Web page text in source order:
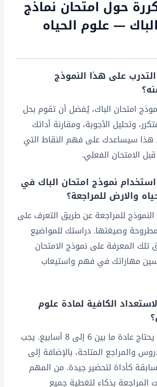
حول امتحان نماذج
— علوم الحياه
على هذا النموذج
امتحان الباك، يُفضل أن تقوم بحل
وتحليل الأجوبة، ومقارنة أدائك
هذا سيساعدك على فهم النقاط التي
الامتحان الفعلي.
نموذج امتحان الباك في
والارض للمراجعة؟
للمراجعة عن طريق التعرف على
وصيغتها. دراستك للمواضيع
تلك المعرفة على نموذج الامتحان
مهاراتك في فهم واستيعاب
الكافية لمادة علوم
الاستعداد الجيد يحتاج عادة ما بين 6 إلى 8 أسابيع. يجب
والمراجع المتاحة، بالإضافة إلى
كأداة لتحضير جيدة. من المهم
بذكاء لتغطية جميع